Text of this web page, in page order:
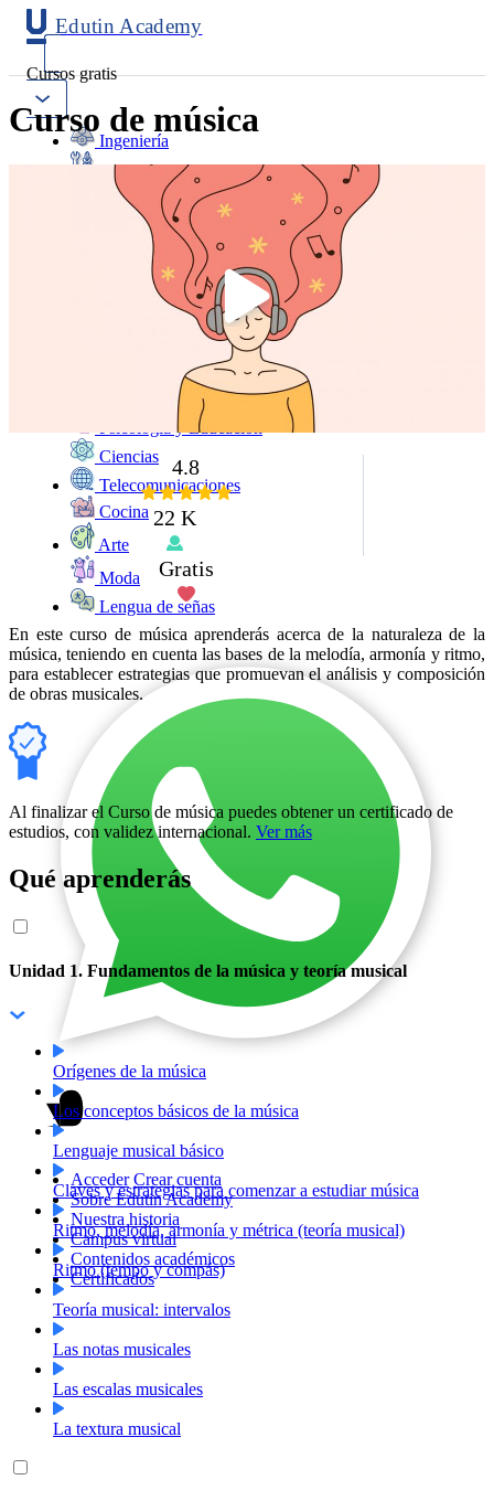
Edutin Academy
Cursos gratis
Ingeniería
Mantenimiento
Software
Diseño
Negocios
Programación
Psicología y Educación
Ciencias
Telecomunicaciones
Cocina
Arte
Moda
Lengua de señas
Acceder Crear cuenta
Sobre Edutin Academy
Nuestra historia
Campus virtual
Contenidos académicos
Certificados
Curso de música
4.8
22 K
Gratis
En este curso de música aprenderás acerca de la naturaleza de la
música, teniendo en cuenta las bases de la melodía, armonía y ritmo,
para establecer estrategias que promuevan el análisis y composición
de obras musicales.
Al finalizar el Curso de música puedes obtener un certificado de
estudios, con validez internacional. Ver más
Qué aprenderás
Unidad 1. Fundamentos de la música y teoría musical
Orígenes de la música
Los conceptos básicos de la música
Lenguaje musical básico
Claves y estrategias para comenzar a estudiar música
Ritmo, melodía, armonía y métrica (teoría musical)
Ritmo (tempo y compás)
Teoría musical: intervalos
Las notas musicales
Las escalas musicales
La textura musical